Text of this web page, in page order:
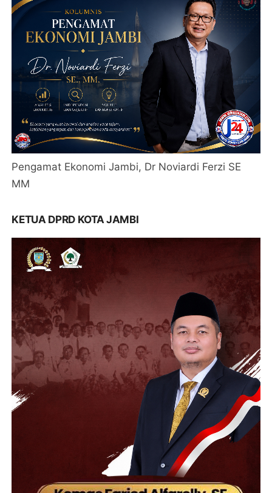
Pengamat Ekonomi Jambi, Dr Noviardi Ferzi SE
MM
KETUA DPRD KOTA JAMBI